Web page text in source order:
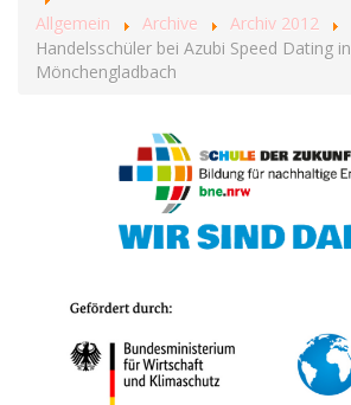
Allgemein Archive
Archiv 2012
Handelsschüler bei Azubi Speed Dating in
Mönchengladbach